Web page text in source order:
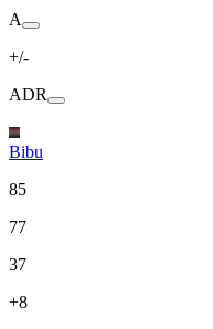
A
+/-
ADR
Bibu
85
77
37
+8